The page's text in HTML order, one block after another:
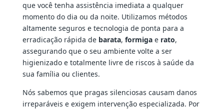
que você tenha assistência imediata a qualquer
momento do dia ou da noite. Utilizamos métodos
altamente seguros e tecnologia de ponta para a
erradicação rápida de barata, formigae rato,
assegurando que o seu ambiente volte a ser
higienizado e totalmente livre de riscos à saúde da
sua família ou clientes.
Nós sabemos que pragas silenciosas causam danos
irreparáveis e exigem intervenção especializada. Por